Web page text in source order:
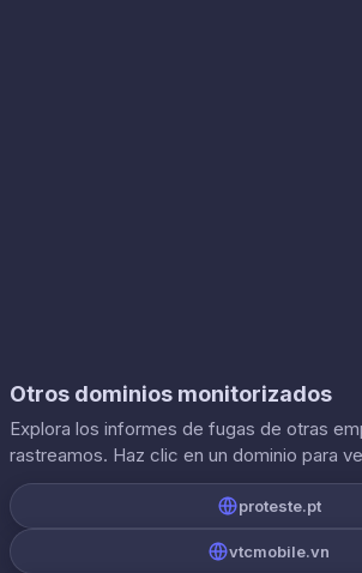
Otros dominios monitorizados
Explora los informes de fugas de otras
rastreamos. Haz clic en un dominio para
proteste.pt
vtcmobile.vn